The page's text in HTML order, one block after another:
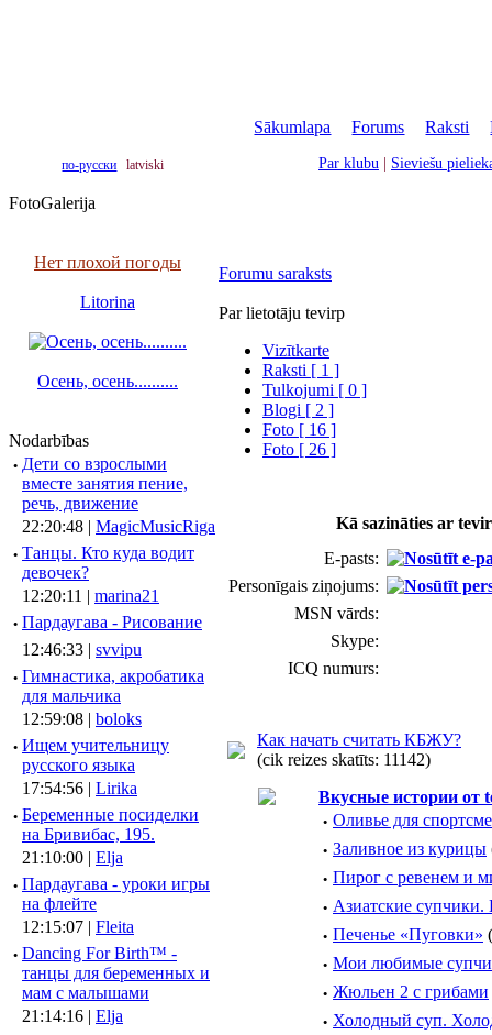
Sākumlapa |Forums |Raksti |
по-русски latviski Par klubu Sieviešu
FotoGalerija
Нет плохой погоды
Litorina
Осень, осень..........
Nodarbības
· Дети со взрослыми
вместе занятия пение,
речь, движение
22:20:48 | MagicMusicRiga
· Танцы. Кто куда водит
девочек?
12:20:11 | marina21
· Пардаугава - Рисование
12:46:33 | svvipu
· Гимнастика, акробатика
для мальчика
12:59:08 | boloks
· Ищем учительницу
русского языка
17:54:56 | Lirika
· Беременные посиделки
на Бривибас, 195.
21:10:00 | Elja
· Пардаугава - уроки игры
на флейте
12:15:07 | Fleita
· Dancing For Birth™ -
танцы для беременных и
мам с малышами
21:14:16 | Elja
Forumu saraksts
Par lietotāju tevirp
Vizītkarte
Raksti [ 1 ]
Tulkojumi [ 0 ]
Blogi [ 2 ]
Foto [ 16 ]
Foto [ 26 ]
Kā sazināties ar
E-pasts:
Personīgais ziņojums:
MSN vārds:
Skype:
ICQ numurs:
Как начать считать КБЖУ?
(cik reizes skatīts: 11142)
Вкусные истории от
· Оливье для
· Заливное из курицы
· Пирог с ревенем и
· Азиатские
· Печенье «Пуговки»
· Мои любимые
· Жюльен 2 c грибами
· Холодный суп.